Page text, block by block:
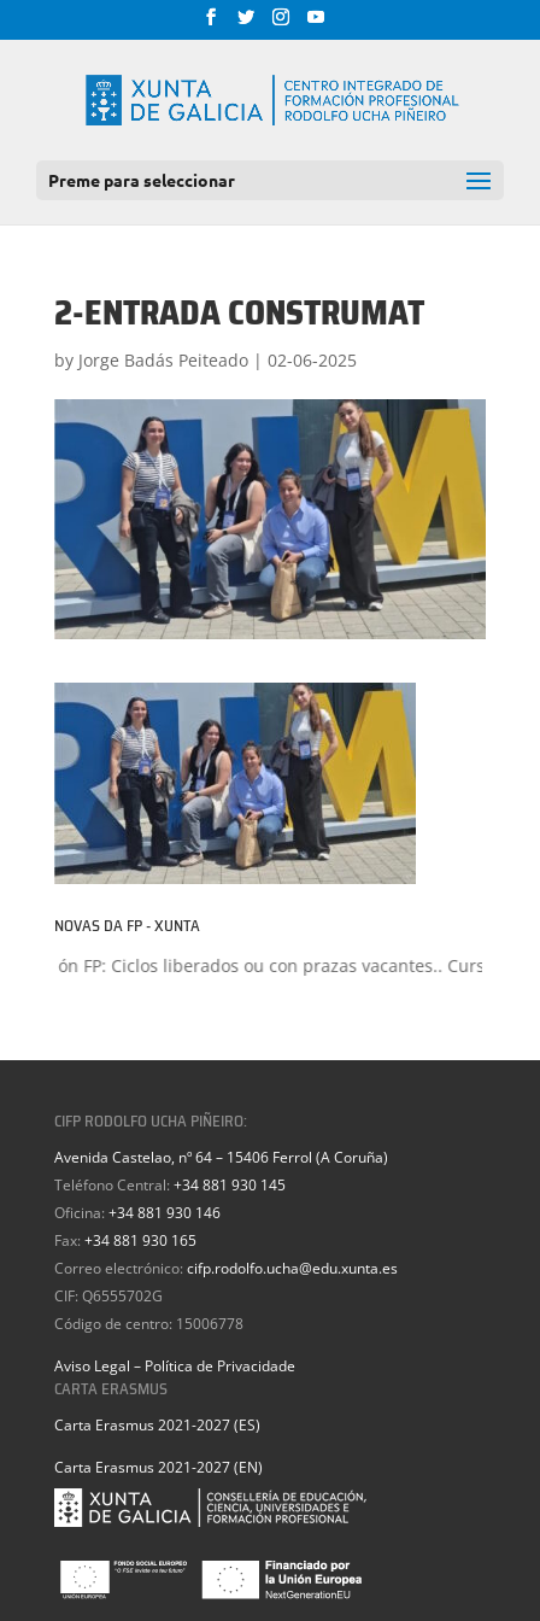
Preme para seleccionar
2-ENTRADA CONSTRUMAT
by Jorge Badás Peiteado| 02-06-2025
NOVAS DA FP - XUNTA
FP: Ciclos liberados ou con prazas vacantes.. Curso 2026-
CIFP RODOLFO UCHA PIÑEIRO:
Avenida Castelao, nº 64 – 15406 Ferrol (A Coruña)
Teléfono Central: +34 881 930 145
Oficina: +34 881 930 146
Fax: +34 881 930 165
Correo electrónico: cifp.rodolfo.ucha@edu.xunta.es
CIF: Q6555702G
Código de centro: 15006778
Aviso Legal – Política de Privacidade
CARTA ERASMUS
Carta Erasmus 2021-2027 (ES)
Carta Erasmus 2021-2027 (EN)